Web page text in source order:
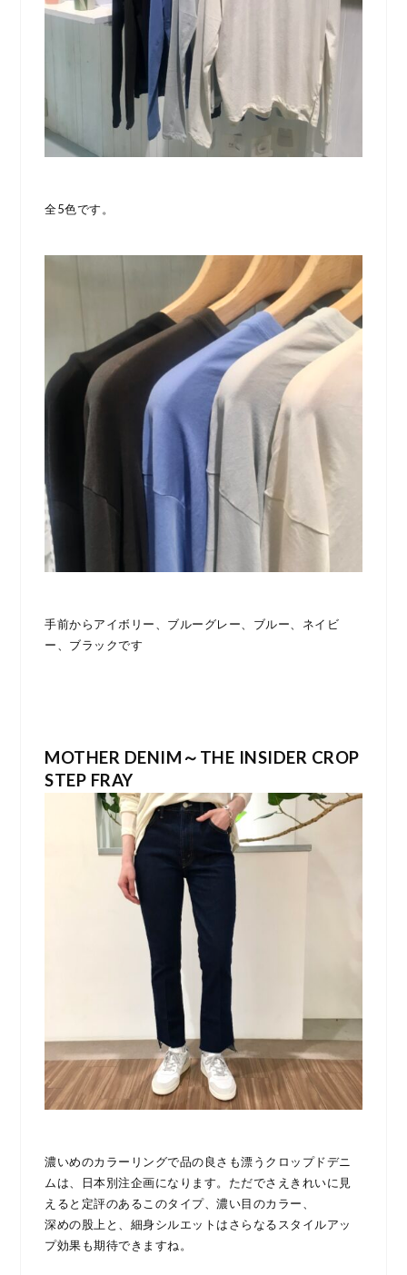
全5色です。
手前からアイボリー、ブルーグレー、ブルー、ネイビ
ー、ブラックです
MOTHER DENIM～THE INSIDER CROP
STEP FRAY
濃いめのカラーリングで品の良さも漂うクロップドデニ
ムは、日本別注企画になります。ただでさえきれいに見
えると定評のあるこのタイプ、濃い目のカラー、
深めの股上と、細身シルエットはさらなるスタイルアッ
プ効果も期待できますね。